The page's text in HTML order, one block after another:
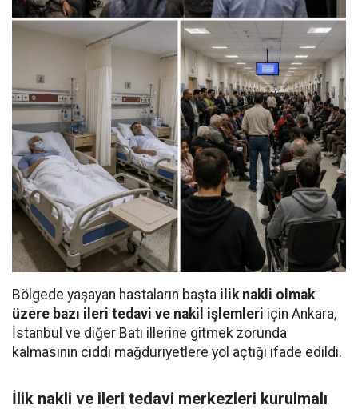
Bölgede yaşayan hastaların başta ilik nakli olmak
üzere bazı ileri tedavi ve nakil işlemleri için Ankara,
İstanbul ve diğer Batı illerine gitmek zorunda
kalmasının ciddi mağduriyetlere yol açtığı ifade edildi.
İlik nakli ve ileri tedavi merkezleri kurulmalı